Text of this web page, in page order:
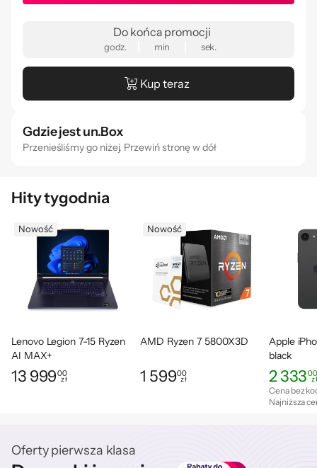
29
Do końca promocji
godz. min sek.
Kup teraz
Gdzie jest un.Box
Przenieśliśmy go niżej. Przewiń stronę w dół
Hity tygodnia
Nowość
Lenovo Legion 7-15 Ryzen
AI MAX+
392/64GB/1TB/Win11
8060S
Cena: 13 999,00 zł
13 99900
zł
Nowość
AMD Ryzen 7 5800X3D
Cena: 1 599,00 zł
1 59900
zł
Apple
black
Cena: 2
2 333
Cena bez
Najniższa
Oferty pierwsza klasa